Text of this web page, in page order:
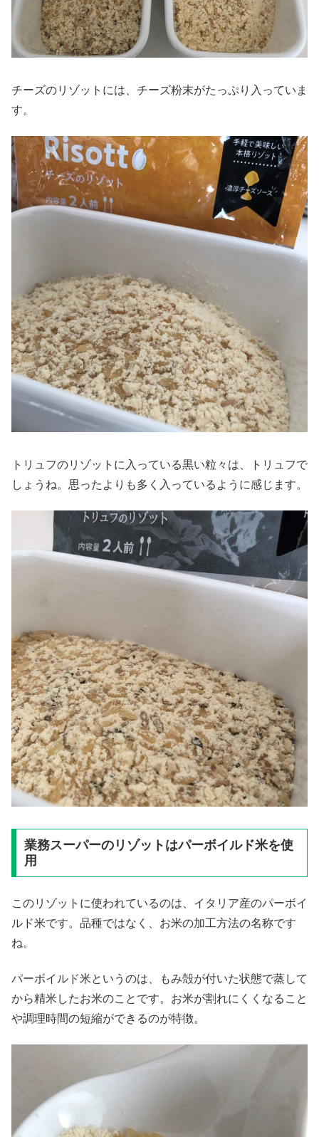
チーズのリゾットには、チーズ粉末がたっぷり入っていま
す。
トリュフのリゾットに入っている黒い粒々は、トリュフで
しょうね。思ったよりも多く入っているように感じます。
業務スーパーのリゾットはパーボイルド米を使
用
このリゾットに使われているのは、イタリア産のパーボイ
ルド米です。品種ではなく、お米の加工方法の名称です
ね。
パーボイルド米というのは、もみ殻が付いた状態で蒸して
から精米したお米のことです。お米が割れにくくなること
や調理時間の短縮ができるのが特徴。